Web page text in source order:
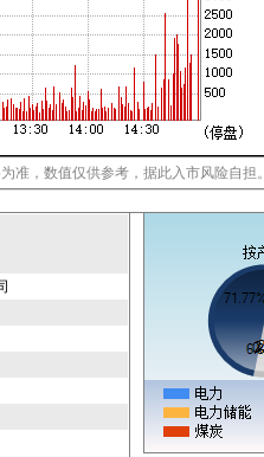
准，数值仅供参考，据此入市风险自担。